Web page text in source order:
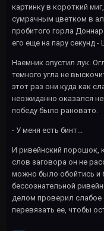
картинку в короткий
сумрачным цветком в
пробитого горла
его еще на пару секунд
Наемник опустил лук.
темного угла не
этот раз они куда как
неожиданно оказался
победу было рановато.
- У меня есть бинт...
И ривейнский порошок,
слов заговора он не
можно было обойтись и
бессознательной
делом проверил
перевязать ее, чтобы